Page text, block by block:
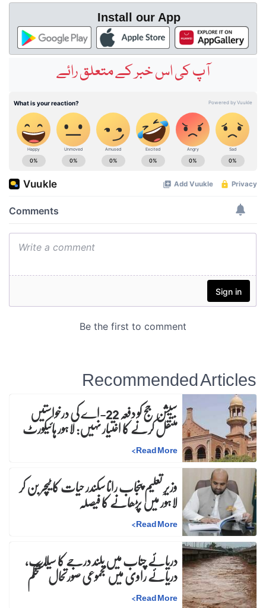
Install our App
آپ کی اس خبر کے متعلق رائے
Recommended Articles
سیشن جج کو دفعہ 22-اے کی درخواستیں
منتقل کرنے کا اختیار نہیں: لاہور ہائیکورٹ
Read More
>
وزیرِ تعلیم پنجاب رانا سکندر حیات کا ٹیچر بن کر
لاہور میں پڑھانے کا فیصلہ
Read More
>
دریائے چناب میں بلند درجے کا سیلاب،
دریائے راوی میں مجموعی صورتحال مستحکم
Read More
>